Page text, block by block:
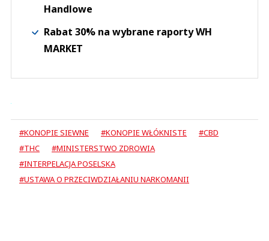
Handlowe
Rabat 30% na wybrane raporty WH
MARKET
#KONOPIE SIEWNE #KONOPIE WŁÓKNISTE
#CBD
#THC
#MINISTERSTWO ZDROWIA
#INTERPELACJA POSELSKA
#USTAWA O PRZECIWDZIAŁANIU NARKOMANII